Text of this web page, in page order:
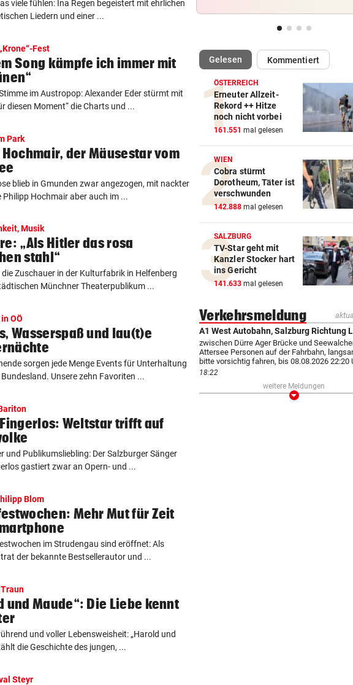
viele fühlen: Ina Regen begeistert mit ehrlichen
Liedern und einer ...
Fest
Song kämpfe ich immer mit
im Austropop: Alexander Eder stürmt mit
diesen Moment“ die Charts und ...
Park
der Mäusestar vom
blieb in Gmunden zwar angezogen, mit nackter
Philipp Hochmair aber auch im ...
Musik
„Als Hitler das rosa
stahl“
die Zuschauer in der Kulturfabrik in Helfenberg
Münchner Theaterpublikum ...
OÖ
Wasserspaß und lau(t)e
sorgen jede Menge Events für Unterhaltung
Unsere zehn Favoriten ...
Weltstar trifft auf
und Publikumsliebling: Der Salzburger Sänger
gastiert zwar an Opern- und ...
Blom
Mehr Mut für Zeit
im Strudengau sind eröffnet: Als
der bekannte Bestsellerautor und ...
und Maude“: Die Liebe kennt
und voller Lebensweisheit: „Harold und
die Geschichte des jungen, ...
Steyr
LANGEWEILE ALS MOTIV
Jugendbande machte auch
Gotteshaus nicht Halt
NEUN GROSSE PREISE vor
Gewinnspiel zum Linzer
Fest 2026
2. LIGA – 2. RUNDE vor
3:0! Absteiger BW Linz
Wacker Innsbruck ab
Hochgefühle dank
eines Kult-Sponsors
SCHLÜSSEL IM PKW vor
Dreijähriger Bub wurde aus
ZANK WÄHREND FERIEN vor
Geschwister: Warum jetzt
die Fetzen fliegen
JUGENDLICHE ALS OPFER
Penisbilder verschickt: So
Gelesen(ausgewählt)Kommentiert
ÖSTERREICH
Erneuter Allzeit-
Rekord ++ Hitze
noch nicht vorbei
161.551 mal gelesen
WIEN
Cobra stürmt
Dorotheum, Täter ist
verschwunden
142.888 mal gelesen
SALZBURG
TV-Star geht mit
Kanzler Stocker hart
ins Gericht
141.633 mal gelesen
Verkehrsmeldung
A1 West Autobahn, Salzburg Richtung
zwischen Dürre Ager Brücke und
Attersee Personen auf der Fahrbahn,
bitte vorsichtig fahren, bis 08.08.2026 22:20
18:22
weitere Meldungen
Aufklappen